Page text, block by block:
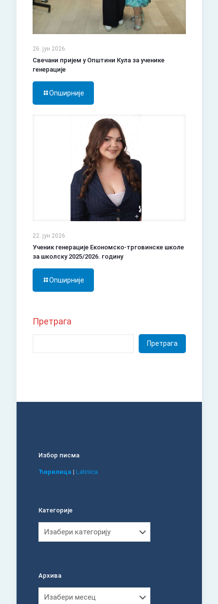
26. јун 2026.
Свечани пријем у Општини Кула за ученике
генерације
Опширније
22. јун 2026.
Ученик генерације Економско-трговинске школе
за школску 2025/2026. годину
Опширније
Претрага
Претрага
Избор писма
Ћирилица | Latinica
Категорије
Архива